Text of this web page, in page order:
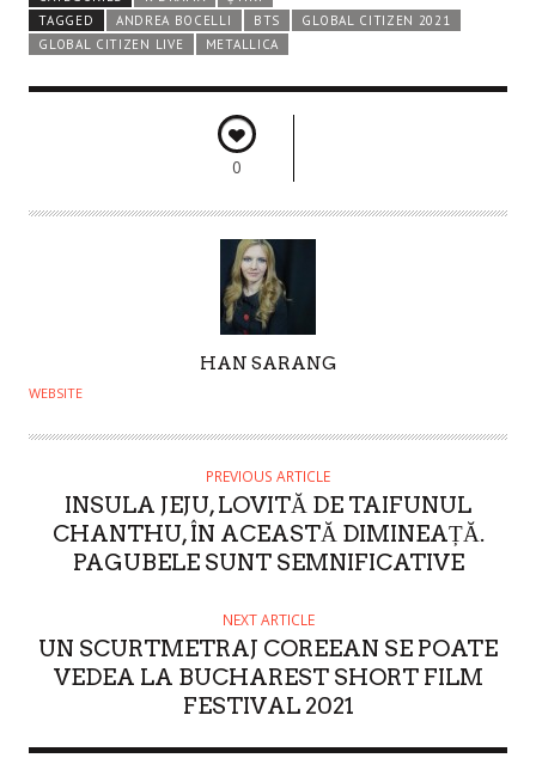
TAGGED
ANDREA BOCELLI BTS
GLOBAL CITIZEN 2021
GLOBAL CITIZEN LIVE
METALLICA
0
U
H
HAN SARANG
WEBSITE
PREVIOUS ARTICLE
INSULA JEJU, LOVITĂ DE TAIFUNUL
CHANTHU, ÎN ACEASTĂ DIMINEAȚĂ.
PAGUBELE SUNT SEMNIFICATIVE
NEXT ARTICLE
UN SCURTMETRAJ COREEAN SE POATE
VEDEA LA BUCHAREST SHORT FILM
FESTIVAL 2021